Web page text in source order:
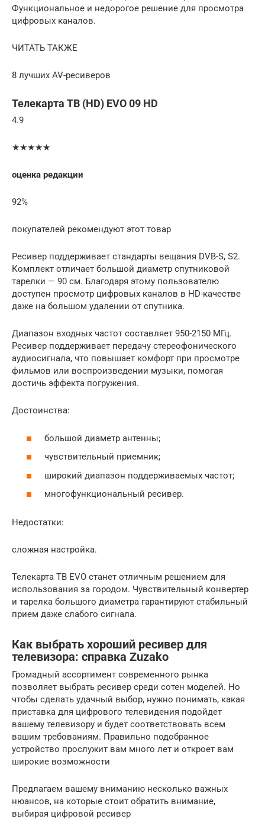
Функциональное и недорогое решение для просмотра
цифровых каналов.
ЧИТАТЬ ТАКЖЕ
8 лучших AV-ресиверов
Телекарта ТВ (HD) EVO 09 HD
4.9
★★★★★
оценка редакции
92%
покупателей рекомендуют этот товар
Ресивер поддерживает стандарты вещания DVB-S, S2.
Комплект отличает большой диаметр спутниковой
тарелки — 90 см. Благодаря этому пользователю
доступен просмотр цифровых каналов в HD-качестве
даже на большом удалении от спутника.
Диапазон входных частот составляет 950-2150 МГц.
Ресивер поддерживает передачу стереофонического
аудиосигнала, что повышает комфорт при просмотре
фильмов или воспроизведении музыки, помогая
достичь эффекта погружения.
Достоинства:
большой диаметр антенны;
чувствительный приемник;
широкий диапазон поддерживаемых частот;
многофункциональный ресивер.
Недостатки:
сложная настройка.
Телекарта ТВ EVO станет отличным решением для
использования за городом. Чувствительный конвертер
и тарелка большого диаметра гарантируют стабильный
прием даже слабого сигнала.
Как выбрать хороший ресивер для
телевизора: справка Zuzako
Громадный ассортимент современного рынка
позволяет выбрать ресивер среди сотен моделей. Но
чтобы сделать удачный выбор, нужно понимать, какая
приставка для цифрового телевидения подойдет
вашему телевизору и будет соответствовать всем
вашим требованиям. Правильно подобранное
устройство прослужит вам много лет и откроет вам
широкие возможности
Предлагаем вашему вниманию несколько важных
нюансов, на которые стоит обратить внимание,
выбирая цифровой ресивер